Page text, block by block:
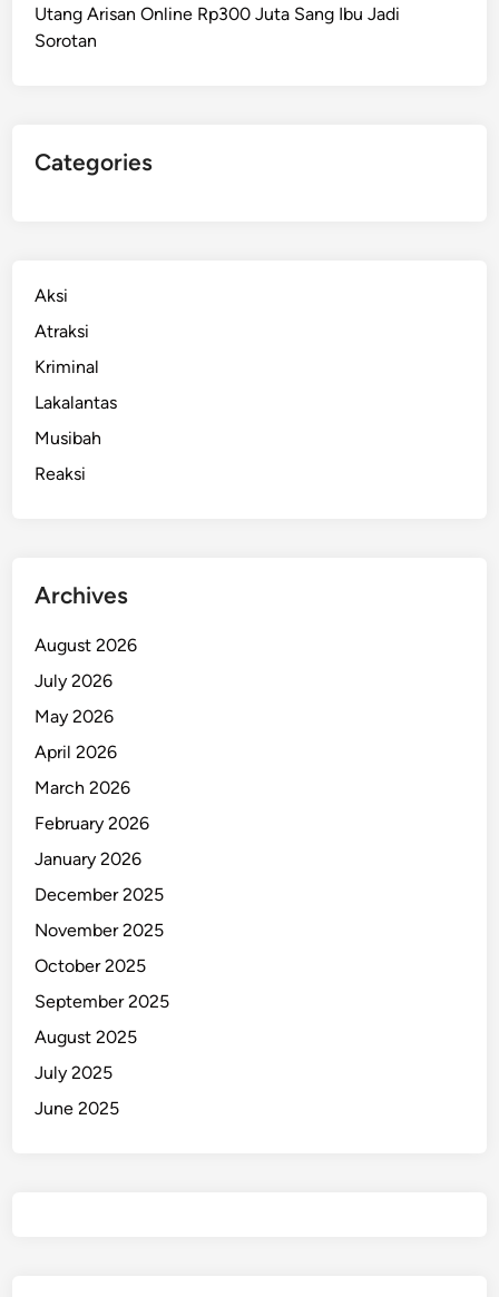
Utang Arisan Online Rp300 Juta Sang Ibu Jadi
Sorotan
Categories
Aksi
Atraksi
Kriminal
Lakalantas
Musibah
Reaksi
Archives
August 2026
July 2026
May 2026
April 2026
March 2026
February 2026
January 2026
December 2025
November 2025
October 2025
September 2025
August 2025
July 2025
June 2025